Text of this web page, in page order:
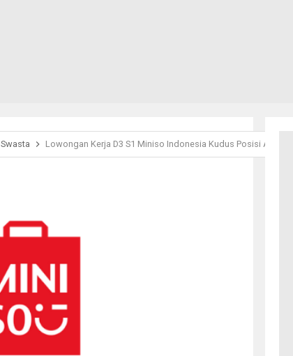
Swasta Lowongan Kerja D3 S1 Miniso Indonesia Kudus Posisi